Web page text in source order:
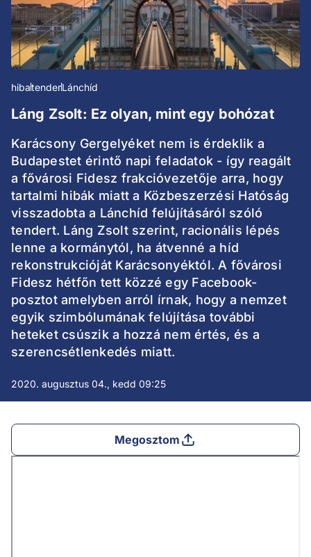
hibatenderLánchíd
Láng Zsolt: Ez olyan, mint egy bohózat
Karácsony Gergelyéket nem is érdeklik a
Budapestet érintő napi feladatok - így reagált
a fővárosi Fidesz frakcióvezetője arra, hogy
tartalmi hibák miatt a Közbeszerzési Hatóság
visszadobta a Lánchíd felújításáról szóló
tendert. Láng Zsolt szerint, racionális lépés
lenne a kormánytól, ha átvenné a híd
rekonstrukcióját Karácsonyéktól. A fővárosi
Fidesz hétfőn tett közzé egy Facebook-
posztot amelyben arról írnak, hogy a nemzet
egyik szimbólumának felújítása további
heteket csúszik a hozzá nem értés, és a
szerencsétlenkedés miatt.
2020. augusztus 04., kedd 09:25
Megosztom